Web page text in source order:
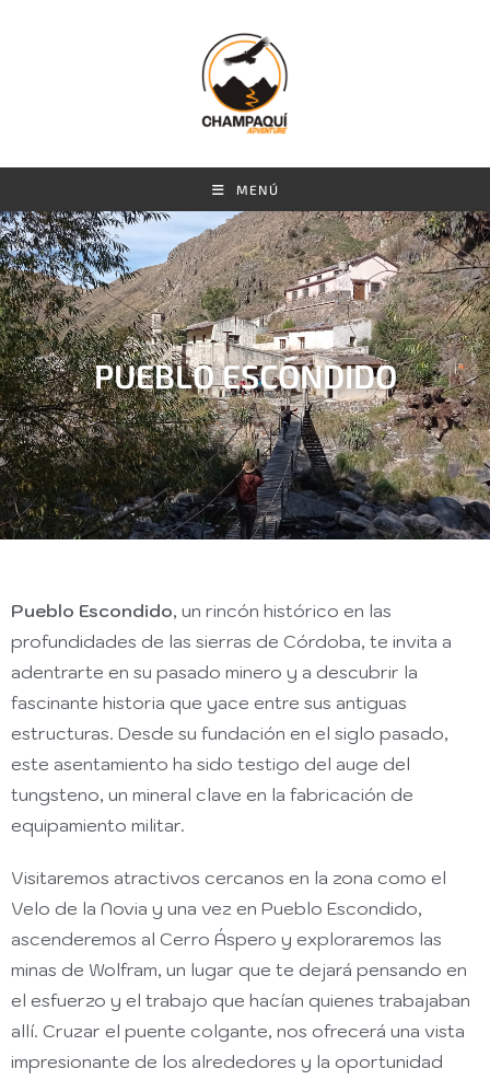
MENÚ
PUEBLO ESCONDIDO
Pueblo Escondido, un rincón histórico en las
profundidades de las sierras de Córdoba, te invita a
adentrarte en su pasado minero y a descubrir la
fascinante historia que yace entre sus antiguas
estructuras. Desde su fundación en el siglo pasado,
este asentamiento ha sido testigo del auge del
tungsteno, un mineral clave en la fabricación de
equipamiento militar.
Visitaremos atractivos cercanos en la zona como el
Velo de la Novia y una vez en Pueblo Escondido,
ascenderemos al Cerro Áspero y exploraremos las
minas de Wolfram, un lugar que te dejará pensando en
el esfuerzo y el trabajo que hacían quienes trabajaban
allí. Cruzar el puente colgante, nos ofrecerá una vista
impresionante de los alrededores y la oportunidad